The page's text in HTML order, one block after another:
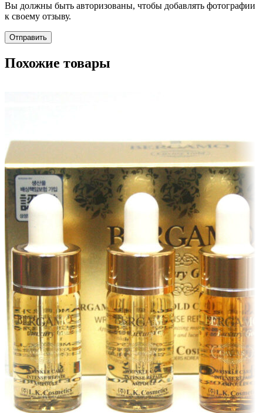
Вы должны быть авторизованы, чтобы добавлять фотографии
к своему отзыву.
Похожие товары